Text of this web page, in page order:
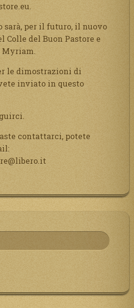
sarà, per il futuro, il nuovo
Colle del Buon Pastore e
Myriam.
le dimostrazioni di
inviato in questo
contattarci, potete